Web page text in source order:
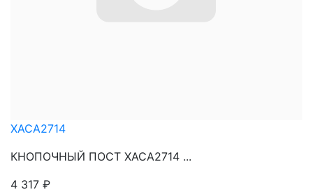
XACA2714
КНОПОЧНЫЙ ПОСТ XACA2714 ...
4 317 ₽